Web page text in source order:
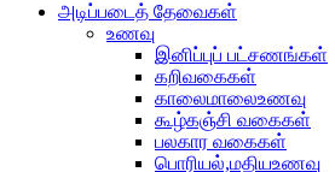
அடிப்படைத் தேவைகள்
உணவு
இனிப்புப் பட்சணங்கள்
கறிவகைகள்
காலைமாலைஉணவு
கூழ்கஞ்சி வகைகள்
பலகார வகைகள்
பொரியல்,மதியஉணவு